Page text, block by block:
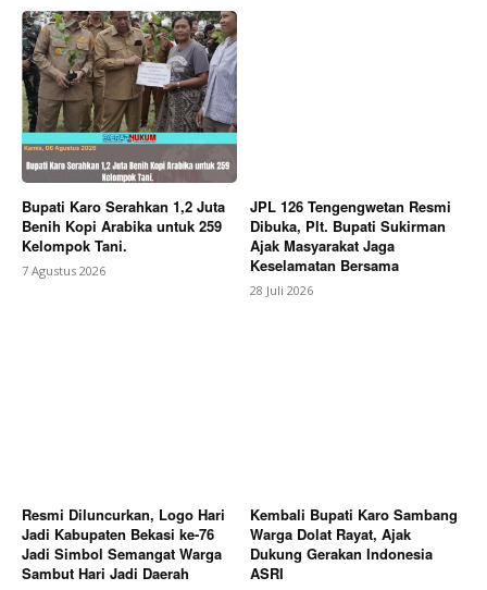
Bupati Karo Serahkan 1,2 Juta
Benih Kopi Arabika untuk 259
Kelompok Tani.
7 Agustus 2026
JPL 126 Tengengwetan Resmi
Dibuka, Plt. Bupati Sukirman
Ajak Masyarakat Jaga
Keselamatan Bersama
28 Juli 2026
Resmi Diluncurkan, Logo Hari
Jadi Kabupaten Bekasi ke-76
Jadi Simbol Semangat Warga
Sambut Hari Jadi Daerah
Kembali Bupati Karo Sambang
Warga Dolat Rayat, Ajak
Dukung Gerakan Indonesia
ASRI